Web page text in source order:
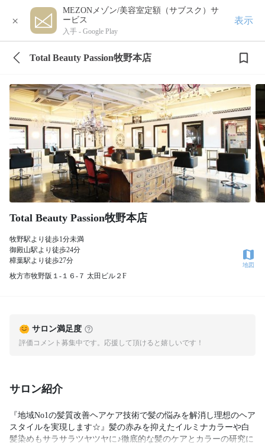
×
MEZONメゾン/美容室定額（サブスク）サ
ービス
入手 - Google Play
表示
Total Beauty Passion牧野本店
Total Beauty Passion牧野本店
牧野駅より徒歩1分未満
御殿山駅より徒歩24分
樟葉駅より徒歩27分
枚方市牧野阪１-１６-７ 太田ビル２F
地図
サロン満足度
評価コメント募集中です。応援して頂けると嬉しいです！
サロン紹介
『地域No1の髪質改善ヘアケア技術で髪の悩みを解消し理想のヘア
スタイルを実現します☆』髪の赤みを抑えたイルミナカラーや白
髪染めもサラサラツヤツヤに♪徹底的な髪のケアとカラーの研究に